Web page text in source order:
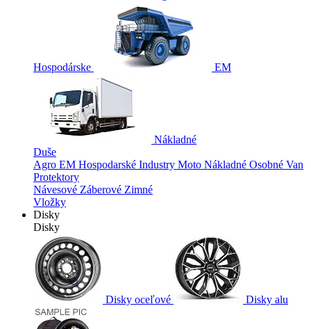
Hospodárske EM
Nákladné
Duše
Agro EM Hospodarské Industry Moto Nákladné Osobné Van
Protektory
Návesové Záberové Zimné
Vložky
Disky
Disky
Disky oceľové Disky alu